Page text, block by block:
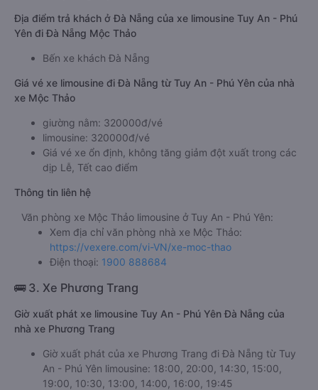
Địa điểm trả khách ở Đà Nẵng của xe limousine Tuy An - Phú
Yên đi Đà Nẵng Mộc Thảo
Bến xe khách Đà Nẵng
Giá vé xe limousine đi Đà Nẵng từ Tuy An - Phú Yên của nhà
xe Mộc Thảo
giường nằm: 320000đ/vé
limousine: 320000đ/vé
Giá vé xe ổn định, không tăng giảm đột xuất trong các
dịp Lễ, Tết cao điểm
Thông tin liên hệ
Văn phòng xe Mộc Thảo limousine ở Tuy An - Phú Yên:
Xem địa chỉ văn phòng nhà xe Mộc Thảo:
https://vexere.com/vi-VN/xe-moc-thao
Điện thoại: 1900 888684
🚌 3. Xe Phương Trang
Giờ xuất phát xe limousine Tuy An - Phú Yên Đà Nẵng của
nhà xe Phương Trang
Giờ xuất phát của xe Phương Trang đi Đà Nẵng từ Tuy
An - Phú Yên limousine: 18:00, 20:00, 14:30, 15:00,
19:00, 10:30, 13:00, 14:00, 16:00, 19:45